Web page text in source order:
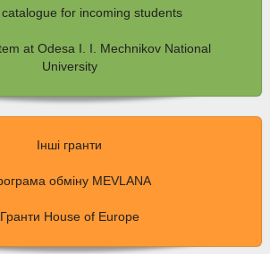
for incoming students
at Odesa I. I. Mechnikov National
University
Інші гранти
обміну MEVLANA
Гранти House of Europe